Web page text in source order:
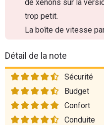
de xénons sur la
trop petit.
La boîte de vitesse
Détail de la note
Sécurité
Budget
Confort
Conduite